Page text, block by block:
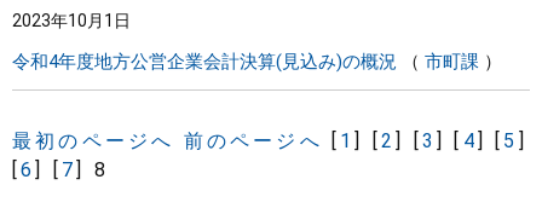
2023年10月1日
令和4年度地方公営企業会計決算(見込み)の概況 市町課
最初のページへ 前のページへ [ 1] [2] [3] [ 4] [ 5 ]
[6] [ 7] 8